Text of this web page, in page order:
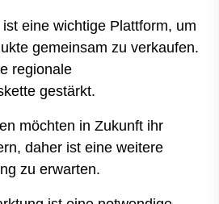
eine wichtige Plattform, um
gemeinsam zu verkaufen.
regionale
gestärkt.
möchten in Zukunft ihr
daher ist eine weitere
zu erwarten.